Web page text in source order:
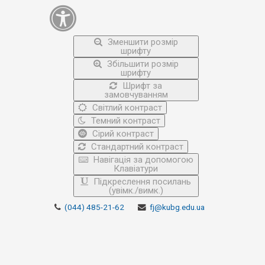
Зменшити розмір
шрифту
Збільшити розмір
шрифту
Шрифт за
замовчуванням
Світлий контраст
Темний контраст
Сірий контраст
Стандартний контраст
Навігація за допомогою
Клавіатури
Підкреслення посилань
(увімк./вимк.)
(044) 485-21-62 fj@kubg.edu.ua